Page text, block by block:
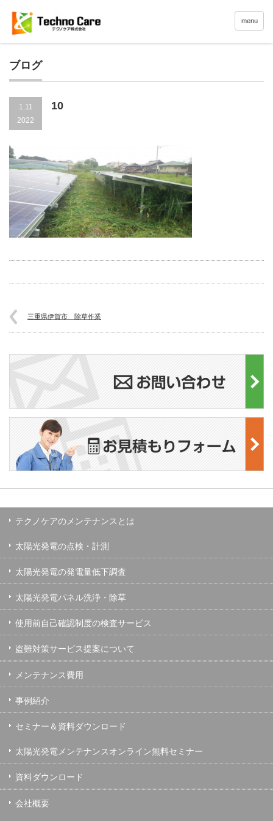
menu
ブログ
1.11
2022
10
三重県伊賀市 除草作業
テクノケアのメンテナンスとは
太陽光発電の点検・計測
太陽光発電の発電量低下調査
太陽光発電パネル洗浄・除草
使用前自己確認制度の検査サービス
盗難対策サービス提案について
メンテナンス費用
事例紹介
セミナー＆資料ダウンロード
太陽光発電メンテナンスオンライン無料セミナー
資料ダウンロード
会社概要